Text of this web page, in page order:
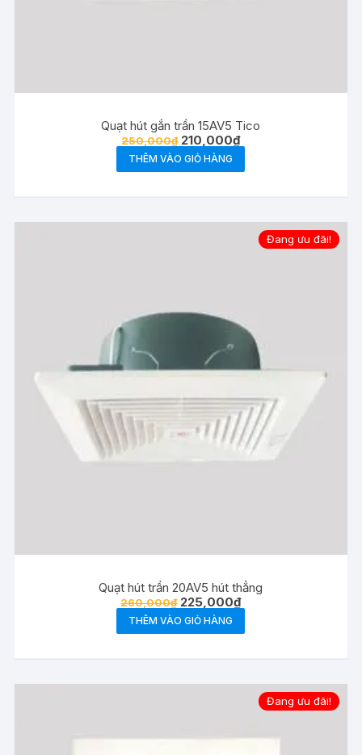
Quạt hút gắn trần 15AV5 Tico
250,000₫ Giá
gốc
là:
250,000₫.
210,000₫Giá
hiện
là:
THÊM VÀO GIỎ HÀNG
Đang ưu đãi!
Quạt hút trần 20AV5 hút thẳng
260,000₫ Giá
gốc
là:
260,000₫.
225,000₫Giá
hiện
là:
THÊM VÀO GIỎ HÀNG
Đang ưu đãi!